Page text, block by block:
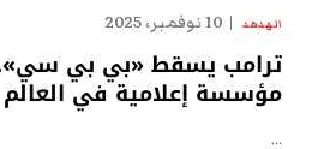
الهدهد 10 نوفمبر، 2025
ترامب يسقط «بي بي
مؤسسة إعلامية في العالم
…